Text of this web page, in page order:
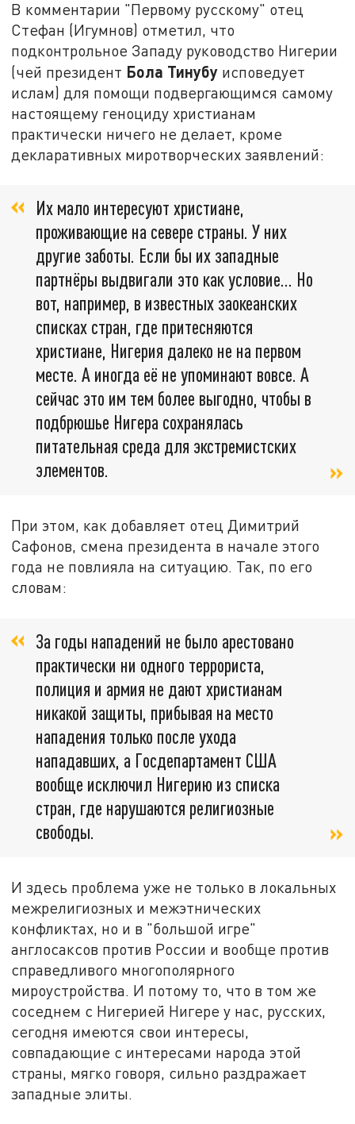
В комментарии "Первому русскому" отец
Стефан (Игумнов) отметил, что
подконтрольное Западу руководство Нигерии
(чей президент Бола Тинубу исповедует
ислам) для помощи подвергающимся самому
настоящему геноциду христианам
практически ничего не делает, кроме
декларативных миротворческих заявлений:
Их мало интересуют христиане,
проживающие на севере страны. У них
другие заботы. Если бы их западные
партнёры выдвигали это как условие... Но
вот, например, в известных заокеанских
списках стран, где притесняются
христиане, Нигерия далеко не на первом
месте. А иногда её не упоминают вовсе. А
сейчас это им тем более выгодно, чтобы в
подбрюшье Нигера сохранялась
питательная среда для экстремистских
элементов.
При этом, как добавляет отец Димитрий
Сафонов, смена президента в начале этого
года не повлияла на ситуацию. Так, по его
словам:
За годы нападений не было арестовано
практически ни одного террориста,
полиция и армия не дают христианам
никакой защиты, прибывая на место
нападения только после ухода
нападавших, а Госдепартамент США
вообще исключил Нигерию из списка
стран, где нарушаются религиозные
свободы.
И здесь проблема уже не только в локальных
межрелигиозных и межэтнических
конфликтах, но и в "большой игре"
англосаксов против России и вообще против
справедливого многополярного
мироустройства. И потому то, что в том же
соседнем с Нигерией Нигере у нас, русских,
сегодня имеются свои интересы,
совпадающие с интересами народа этой
страны, мягко говоря, сильно раздражает
западные элиты.